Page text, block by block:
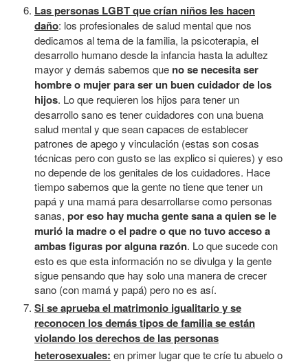
Las personas LGBT que crían niños les hacen
daño: los profesionales de salud mental que nos
dedicamos al tema de la familia, la psicoterapia, el
desarrollo humano desde la infancia hasta la adultez
mayor y demás sabemos que no se necesita ser
hombre o mujer para ser un buen cuidador de los
hijos. Lo que requieren los hijos para tener un
desarrollo sano es tener cuidadores con una buena
salud mental y que sean capaces de establecer
patrones de apego y vinculación (estas son cosas
técnicas pero con gusto se las explico si quieres) y eso
no depende de los genitales de los cuidadores. Hace
tiempo sabemos que la gente no tiene que tener un
papá y una mamá para desarrollarse como personas
sanas, por eso hay mucha gente sana a quien se le
murió la madre o el padre o que no tuvo acceso a
ambas figuras por alguna razón. Lo que sucede con
esto es que esta información no se divulga y la gente
sigue pensando que hay solo una manera de crecer
sano (con mamá y papá) pero no es así.
Si se aprueba el matrimonio igualitario y se
reconocen los demás tipos de familia se están
violando los derechos de las personas
heterosexuales: en primer lugar que te críe tu abuelo o